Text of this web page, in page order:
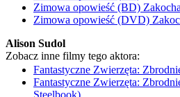
Zimowa opowieść (BD)
Zimowa opowieść (DVD)
Alison Sudol
Zobacz inne filmy tego aktora:
Fantastyczne Zwierzęta:
Fantastyczne Zwierzęta:
Steelbook)